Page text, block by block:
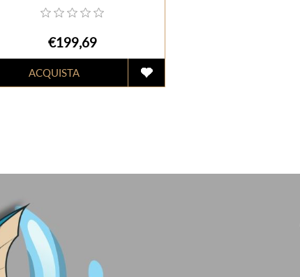
Bustine (ENG) - Sigillato
€199,69